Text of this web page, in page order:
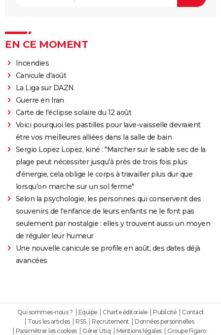
EN CE MOMENT
Incendies
Canicule d'août
La Liga sur DAZN
Guerre en Iran
Carte de l'éclipse solaire du 12 août
Voici pourquoi les pastilles pour lave-vaisselle devraient
être vos meilleures alliées dans la salle de bain
Sergio Lopez Lopez, kiné : "Marcher sur le sable sec de la
plage peut nécessiter jusqu'à près de trois fois plus
d'énergie, cela oblige le corps à travailler plus dur que
lorsqu'on marche sur un sol ferme"
Selon la psychologie, les personnes qui conservent des
souvenirs de l'enfance de leurs enfants ne le font pas
seulement par nostalgie : elles y trouvent aussi un moyen
de réguler leur humeur
Une nouvelle canicule se profile en août, des dates déjà
avancées
Qui sommes-nous ? Equipe Charte éditoriale Publicité
Contact
Tous les articles
RSS Recrutement
Données personnelles
Paramétrer les cookies
Gérer Utiq Mentions légales Groupe Figaro